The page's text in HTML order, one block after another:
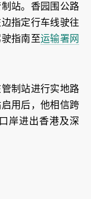
站。香园围公路
指定行车线驶往
指南至运输署网
制站进行实地路
用后，他相信跨
岸进出香港及深